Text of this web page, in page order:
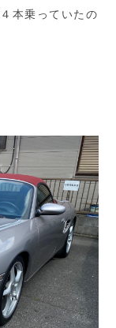
本乗っていたの